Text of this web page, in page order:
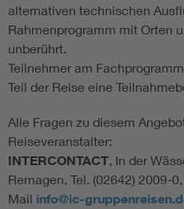
alternativen technischen
Rahmenprogramm mit Orten
unberührt.
Teilnehmer am
Teil der Reise eine
Alle Fragen zu diesem
Reiseveranstalter:
INTERCONTACT, In der
Remagen, Tel. (02642) 2009-
Mail info@ic-